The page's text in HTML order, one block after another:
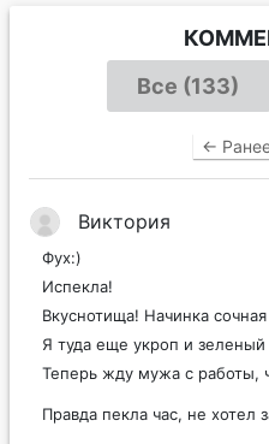
Все (133)
←
Виктория
Фух:)
Испекла!
Вкуснотища! Начинка
Я туда еще укроп и зеленый
Теперь жду мужа с работы,
Правда пекла час, не хотел